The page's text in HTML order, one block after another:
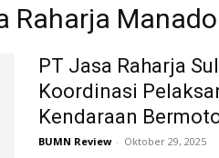
Raharja Manado
PT Jasa Raharja
Koordinasi
Kendaraan
BUMN Review - Oktober 29, 2025